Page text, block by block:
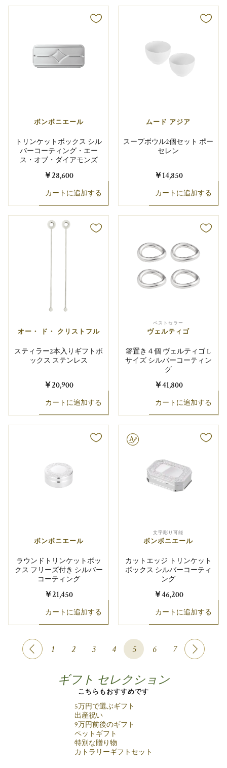
ボンボニエール
トリンケットボックス シル
バーコーティング・エー
ス・オブ・ダイアモンズ
￥28,600
カートに追加する
ムード アジア
スープボウル2個セット ポー
セレン
￥14,850
カートに追加する
オー・ ド・ クリストフル
スティラー2本入りギフトボ
ックス ステンレス
￥20,900
カートに追加する
ベストセラー
ヴェルティゴ
箸置き４個 ヴェルティゴ L
サイズ シルバーコーティン
グ
￥41,800
カートに追加する
ボンボニエール
ラウンドトリンケットボッ
クス フリーズ付き シルバー
コーティング
￥21,450
カートに追加する
文字彫り可能
文字彫り可能
ボンボニエール
カットエッジ トリンケット
ボックス シルバーコーティ
ング
￥46,200
カートに追加する
1 2 3 4 5 6 7
ギフト セレクション
こちらもおすすめです
5万円で選ぶギフト
出産祝い
9万円前後のギフト
ペットギフト
特別な贈り物
カトラリーギフトセット